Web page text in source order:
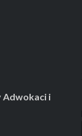
Adwokaci i